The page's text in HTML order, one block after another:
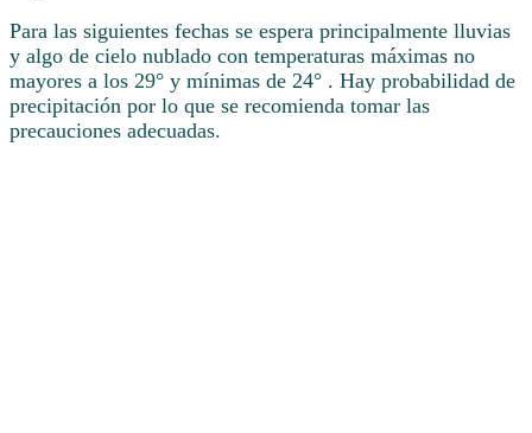
Para las siguientes fechas se espera principalmente lluvias
y algo de cielo nublado con temperaturas máximas no
mayores a los 29° y mínimas de 24° . Hay probabilidad de
precipitación por lo que se recomienda tomar las
precauciones adecuadas.